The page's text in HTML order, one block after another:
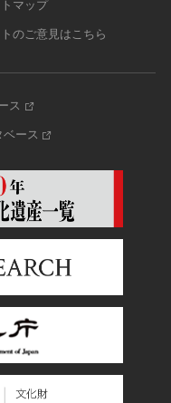
マップ
のご意見はこちら
ス
ース